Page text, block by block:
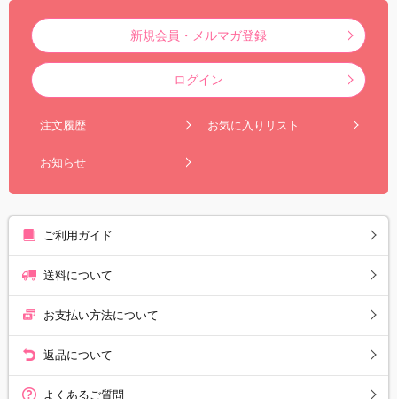
新規会員・メルマガ登録
ログイン
注文履歴 お気に入りリスト
お知らせ
ご利用ガイド
送料について
お支払い方法について
返品について
よくあるご質問